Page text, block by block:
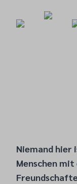
Niemand hier
Menschen